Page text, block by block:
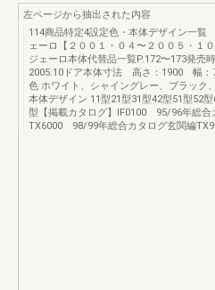
左ページから抽出された内容
114商品特定4設定色・本体デザイン一
ェーロ【２００１・０４〜２００５・１
ジェーロ本体代替品一覧P.172〜173発売
2005.10ドア本体寸法 高さ：1900 幅
色 ホワイト、シャイングレー、ブラック
本体デザイン 11型21型31型42型51型52
型【掲載カタログ】IF0100 95/96年総合
TX6000 98/99年総合カタログ玄関編